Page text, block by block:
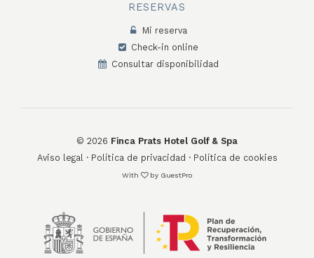
RESERVAS
Mi reserva
Check-in online
Consultar disponibilidad
© 2026 Finca Prats Hotel Golf & Spa
Aviso legal· Política de privacidad · Política de cookies
With by GuestPro